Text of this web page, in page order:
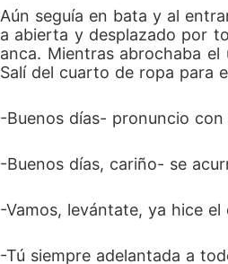
Aún seguía en bata y al
a abierta y desplazado por
anca. Mientras abrochaba
Salí del cuarto de ropa para
-Buenos días- pronuncio
-Buenos días, cariño- se
-Vamos, levántate, ya hice el
-Tú siempre adelantada a